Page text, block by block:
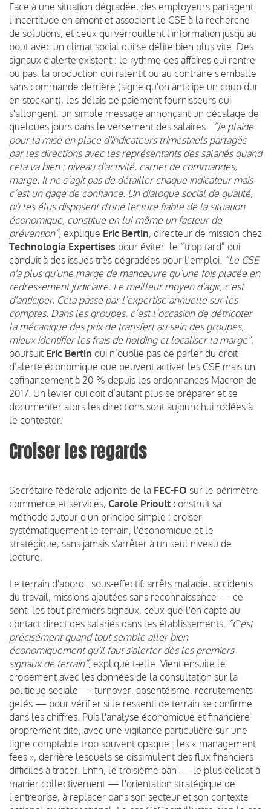
Face à une situation dégradée, des employeurs partagent
l'incertitude en amont et associent le CSE à la recherche
de solutions, et ceux qui verrouillent l'information jusqu'au
bout avec un climat social qui se délite bien plus vite. Des
signaux d'alerte existent : le rythme des affaires qui rentre
ou pas, la production qui ralentit ou au contraire s'emballe
sans commande derrière (signe qu'on anticipe un coup dur
en stockant), les délais de paiement fournisseurs qui
s'allongent, un simple message annonçant un décalage de
quelques jours dans le versement des salaires. “Je plaide
pour la mise en place d'indicateurs trimestriels partagés
par les directions avec les représentants des salariés quand
cela va bien : niveau d'activité, carnet de commandes,
marge. Il ne s’agit pas de détailler chaque indicateur mais
c’est un gage de confiance. Un dialogue social de qualité,
où les élus disposent d'une lecture fiable de la situation
économique, constitue en lui-même un facteur de
prévention”, explique Eric Bertin, directeur de mission chez
Technologia Expertises pour éviter le “trop tard” qui
conduit à des issues très dégradées pour l’emploi. “Le CSE
n'a plus qu'une marge de manœuvre qu’une fois placée en
redressement judiciaire. Le meilleur moyen d'agir, c'est
d'anticiper. Cela passe par l’expertise annuelle sur les
comptes. Dans les groupes, c’est l’occasion de détricoter
la mécanique des prix de transfert au sein des groupes,
mieux identifier les frais de holding et localiser la marge”,
poursuit Eric Bertin qui n’oublie pas de parler du droit
d’alerte économique que peuvent activer les CSE mais un
cofinancement à 20 % depuis les ordonnances Macron de
2017. Un levier qui doit d’autant plus se préparer et se
documenter alors les directions sont aujourd'hui rodées à
le contester.
Croiser les regards
Secrétaire fédérale adjointe de la FEC-FO sur le périmètre
commerce et services, Carole Prioult construit sa
méthode autour d'un principe simple : croiser
systématiquement le terrain, l'économique et le
stratégique, sans jamais s'arrêter à un seul niveau de
lecture.
Le terrain d'abord : sous-effectif, arrêts maladie, accidents
du travail, missions ajoutées sans reconnaissance — ce
sont, les tout premiers signaux, ceux que l'on capte au
contact direct des salariés dans les établissements. “C'est
précisément quand tout semble aller bien
économiquement qu'il faut s'alerter dès les premiers
signaux de terrain”, explique t-elle. Vient ensuite le
croisement avec les données de la consultation sur la
politique sociale — turnover, absentéisme, recrutements
gelés — pour vérifier si le ressenti de terrain se confirme
dans les chiffres. Puis l'analyse économique et financière
proprement dite, avec une vigilance particulière sur une
ligne comptable trop souvent opaque : les « management
fees », derrière lesquels se dissimulent des flux financiers
difficiles à tracer. Enfin, le troisième pan — le plus délicat à
manier collectivement — l'orientation stratégique de
l'entreprise, à replacer dans son secteur et son contexte